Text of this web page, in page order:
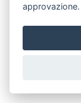
approvazione.